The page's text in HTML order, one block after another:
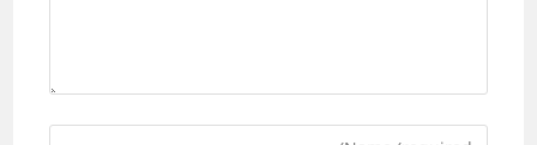
Enter